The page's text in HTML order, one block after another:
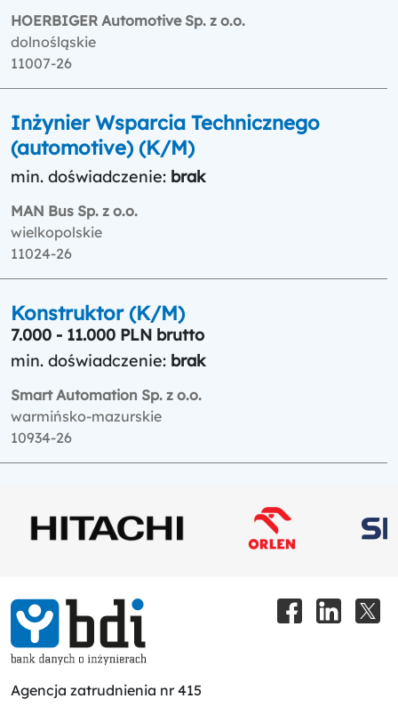
HOERBIGER Automotive Sp. z o.o.
dolnośląskie
11007-26
Inżynier Wsparcia Technicznego
(automotive) (K/M)
min. doświadczenie: brak
MAN Bus Sp. z o.o.
wielkopolskie
11024-26
Konstruktor (K/M)
7.000 - 11.000 PLN brutto
min. doświadczenie: brak
Smart Automation Sp. z o.o.
warmińsko-mazurskie
10934-26
Agencja zatrudnienia nr 415